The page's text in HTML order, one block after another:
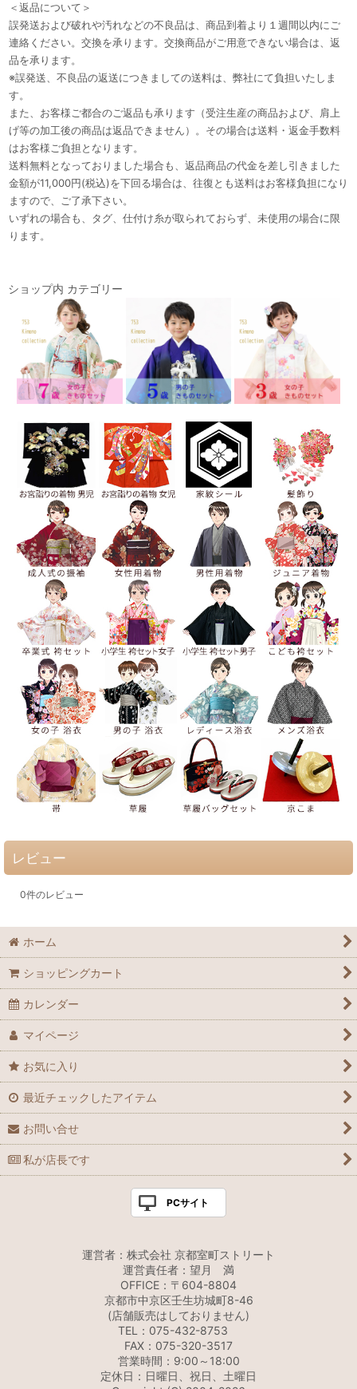
＜返品について＞
誤発送および破れや汚れなどの不良品は、商品到着より１週間以内にご
連絡ください。交換を承ります。交換商品がご用意できない場合は、返
品を承ります。
※誤発送、不良品の返送につきましての送料は、弊社にて負担いたしま
す。
また、お客様ご都合のご返品も承ります（受注生産の商品および、肩上
げ等の加工後の商品は返品できません）。その場合は送料・返金手数料
はお客様ご負担となります。
送料無料となっておりました場合も、返品商品の代金を差し引きました
金額が11,000円(税込)を下回る場合は、往復とも送料はお客様負担になり
ますので、ご了承下さい。
いずれの場合も、タグ、仕付け糸が取られておらず、未使用の場合に限
ります。
ショップ内 カテゴリー
レビュー
0件のレビュー
ホーム
ショッピングカート
カレンダー
マイページ
お気に入り
最近チェックしたアイテム
お問い合せ
私が店長です
PCサイト
運営者：株式会社 京都室町ストリート
運営責任者：望月 満
OFFICE：〒604-8804
京都市中京区壬生坊城町8-46
(店舗販売はしておりません)
TEL：075-432-8753
FAX：075-320-3517
営業時間：9:00～18:00
定休日：日曜日、祝日、土曜日